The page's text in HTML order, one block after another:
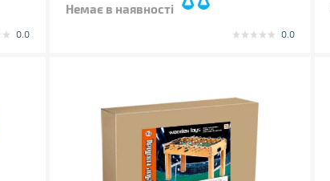
0.0
Немає в наявності
0.0